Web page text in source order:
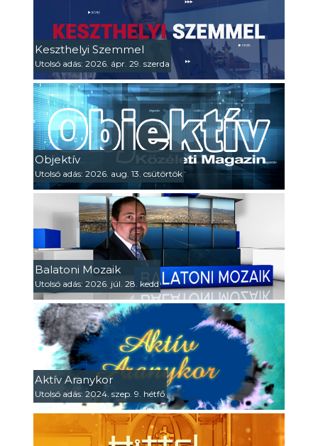
Keszthelyi Szemmel
Utolsó adás: 2026. ápr. 29. szerda
Objektív
Utolsó adás: 2026. aug. 13. csütörtök
Balatoni Mozaik
Utolsó adás: 2026. júl. 28. kedd
Aktív Aranykor
Utolsó adás: 2024. szep. 9. hétfő